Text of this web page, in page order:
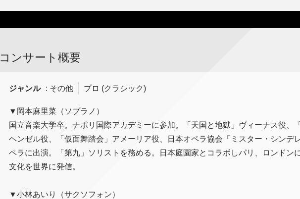
コンサート概要
ジャンル : その他 プロ (クラシック)
▼岡本麻里菜（ソプラノ）
国立音楽大学卒。ナポリ国際アカデミーに参加。「天国と地獄」ヴィーナス役、
ヘンゼル役、「仮面舞踏会」アメーリア役、日本オペラ協会「ミスター・シンデ
ペラに出演。「第九」ソリストを務める。日本庭園家とコラボしパリ、ロンドン
文化を世界に発信。
▼小林あいり（サクソフォン）